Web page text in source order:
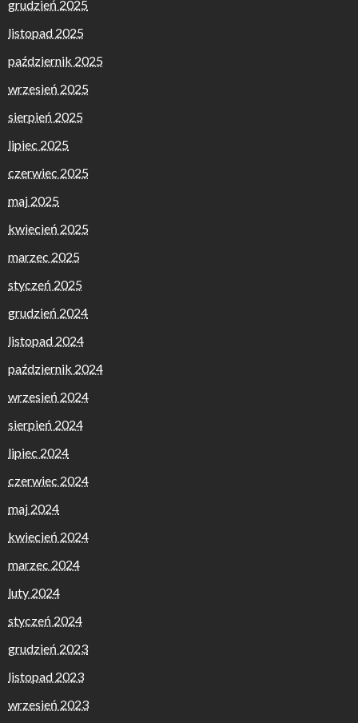
grudzień 2025
listopad 2025
październik 2025
wrzesień 2025
sierpień 2025
lipiec 2025
czerwiec 2025
maj 2025
kwiecień 2025
marzec 2025
styczeń 2025
grudzień 2024
listopad 2024
październik 2024
wrzesień 2024
sierpień 2024
lipiec 2024
czerwiec 2024
maj 2024
kwiecień 2024
marzec 2024
luty 2024
styczeń 2024
grudzień 2023
listopad 2023
wrzesień 2023